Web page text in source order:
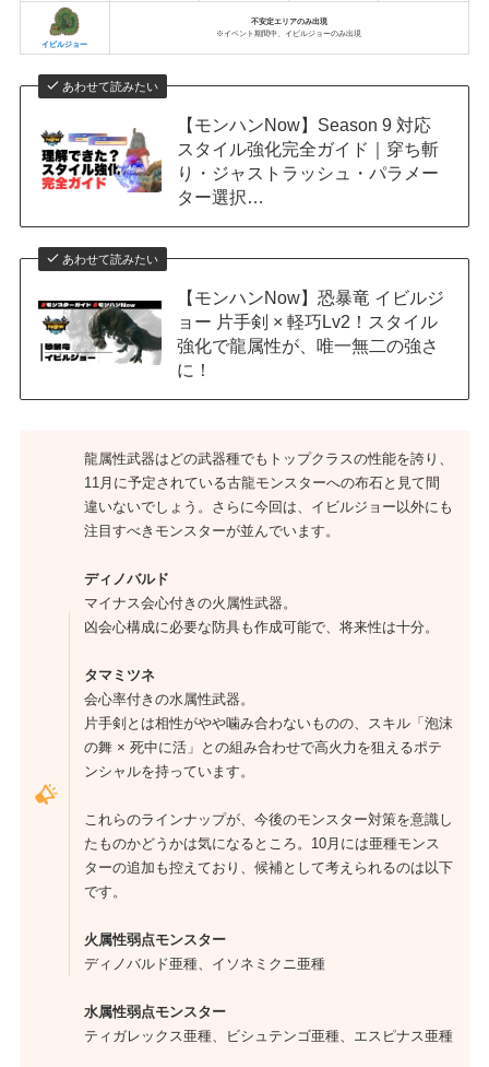
イビルジョー
不安定エリアのみ出現
※イベント期間中、イビルジョーのみ出現
あわせて読みたい
【モンハンNow】Season 9 対応
スタイル強化完全ガイド｜穿ち斬
り・ジャストラッシュ・パラメー
ター選択…
あわせて読みたい
【モンハンNow】恐暴竜 イビルジ
ョー 片手剣 × 軽巧Lv2！スタイル
強化で龍属性が、唯一無二の強さ
に！
龍属性武器はどの武器種でもトップクラスの性能を誇り、
11月に予定されている古龍モンスターへの布石と見て間
違いないでしょう。さらに今回は、イビルジョー以外にも
注目すべきモンスターが並んでいます。
ディノバルド
マイナス会心付きの火属性武器。
凶会心構成に必要な防具も作成可能で、将来性は十分。
タマミツネ
会心率付きの水属性武器。
片手剣とは相性がやや噛み合わないものの、スキル「泡沫
の舞 × 死中に活」との組み合わせで高火力を狙えるポテ
ンシャルを持っています。
これらのラインナップが、今後のモンスター対策を意識し
たものかどうかは気になるところ。10月には亜種モンス
ターの追加も控えており、候補として考えられるのは以下
です。
火属性弱点モンスター
ディノバルド亜種、イソネミクニ亜種
水属性弱点モンスター
ティガレックス亜種、ビシュテンゴ亜種、エスピナス亜種